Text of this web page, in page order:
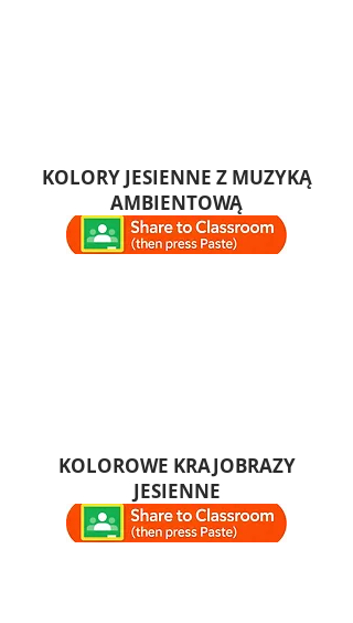
KOLORY JESIENNE Z MUZYKĄ
AMBIENTOWĄ
KOLOROWE KRAJOBRAZY
JESIENNE